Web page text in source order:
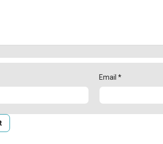
Email *